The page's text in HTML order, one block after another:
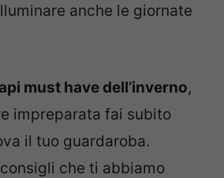
anche le giornate
must have dell’inverno,
impreparata fai subito
il tuo guardaroba.
che ti abbiamo